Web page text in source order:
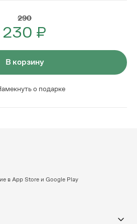
290
230 ₽
В корзину
о подарке
в App Store и Google Play